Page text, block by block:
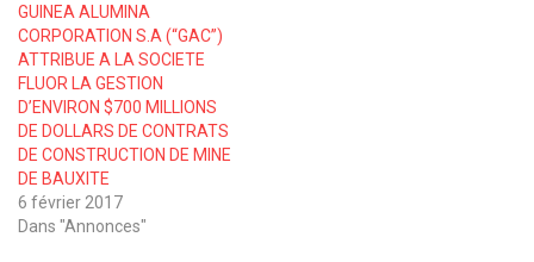
GUINEA ALUMINA
CORPORATION S.A (“GAC”)
ATTRIBUE A LA SOCIETE
FLUOR LA GESTION
D’ENVIRON $700 MILLIONS
DE DOLLARS DE CONTRATS
DE CONSTRUCTION DE MINE
DE BAUXITE
6 février 2017
Dans "Annonces"